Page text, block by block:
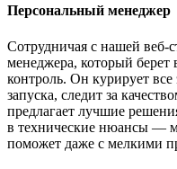
Персональный менеджер
Сотрудничая с нашей веб-
менеджера, который
контроль. Он курирует
запуска, следит за
предлагает лучшие
в технические нюансы —
поможет даже с мелкими